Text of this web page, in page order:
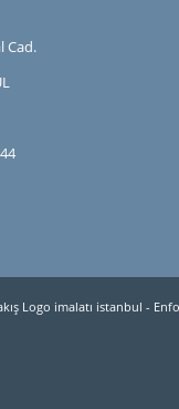
Cad.
Logo imalatı istanbul -